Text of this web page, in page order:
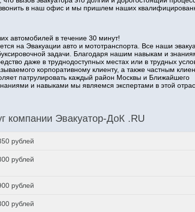
в наш офис и мы пришлем наших
автомобилей в течение 30 минут!
на Эвакуации авто и мототранспорта. Все наши
задачи. Благодаря нашим навыкам и
даже в труднодоступных местах или в трудных
корпоративному клиенту, а также частным
патрулировать каждый район Москвы и Ближайшего
и навыками мы являемся экспертами в этой
компании Эвакуатор-ДоК .RU
рублей
рублей
рублей
рублей